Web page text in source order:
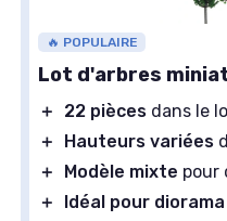
🔥 POPULAIRE
Lot d'arbres
＋ 22 pièces dans le
＋
Hauteurs variées
＋
Modèle mixte pour
＋
Idéal pour diorama